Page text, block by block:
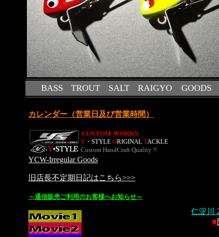
BASS TROUT SALT RAIGYO GOODS
カレンダー（営業日及び営業時間）
Y ・STYLE ORIGINAL TACKLE
Custom HandCraft Quality !!
YCW-Irregular Goods
旧店長不定期日記はこちら>>>
～通信販売ご利用のお客様へお知らせ～
仁淀川
■